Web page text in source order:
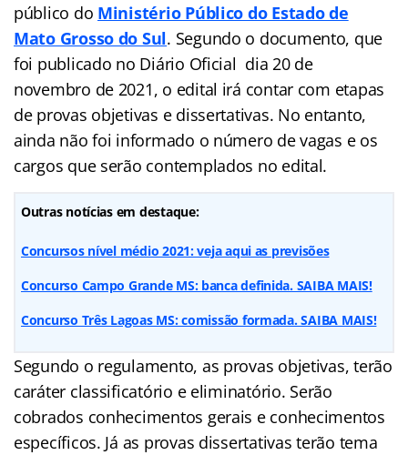
público do Ministério Público do Estado de
Mato Grosso do Sul. Segundo o documento, que
foi publicado no Diário Oficial dia 20 de
novembro de 2021, o edital irá contar com etapas
de provas objetivas e dissertativas. No entanto,
ainda não foi informado o número de vagas e os
cargos que serão contemplados no edital.
Outras notícias em destaque:
Concursos nível médio 2021: veja aqui as previsões
Concurso Campo Grande MS: banca definida. SAIBA MAIS!
Concurso Três Lagoas MS: comissão formada. SAIBA MAIS!
Segundo o regulamento, as provas objetivas, terão
caráter classificatório e eliminatório. Serão
cobrados conhecimentos gerais e conhecimentos
específicos. Já as provas dissertativas terão tema